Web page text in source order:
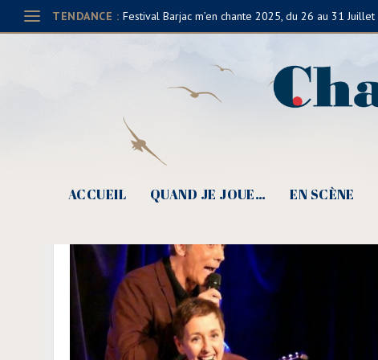
TENDANCE : Festival Barjac m’en chante 2025, du 26 au 31 Juillet
ACCUEIL QUAND JE JOUE… EN SCÈNE